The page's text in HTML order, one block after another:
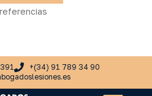
+(34) 91 789 34 90